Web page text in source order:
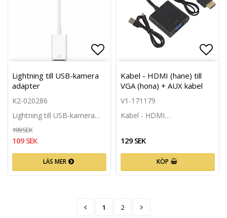
Lägg till i favoritlistan
Lightning till USB-kamera
adapter
K2-020286
Lightning till USB-kamera…
199 SEK
109 SEK
LÄS MER
Kabel - HDMI (hane) till
VGA (hona) + AUX kabel
V1-171179
Kabel - HDMI…
129 SEK
KÖP
1 2